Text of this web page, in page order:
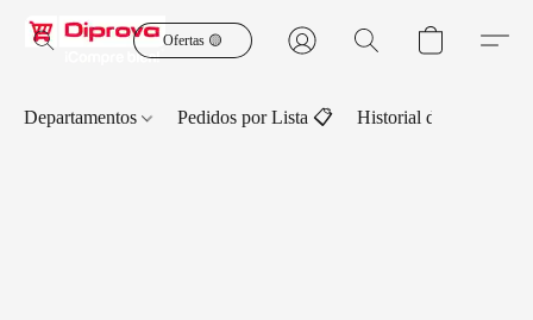
Ofertas 🟡
Departamentos Pedidos por Lista 📋 Historial de Pedidos